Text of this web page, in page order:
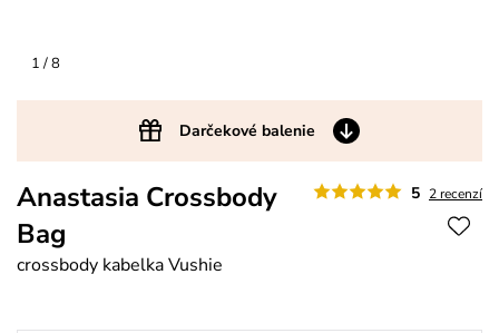
1/ 8
Darčekové balenie
5 2 recenzí
Anastasia Crossbody
Bag
crossbody kabelka Vushie